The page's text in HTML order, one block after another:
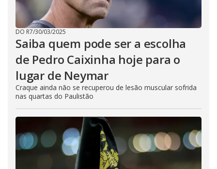
DO R7/30/03/2025
Saiba quem pode ser a escolha
de Pedro Caixinha hoje para o
lugar de Neymar
Craque ainda não se recuperou de lesão muscular sofrida
nas quartas do Paulistão